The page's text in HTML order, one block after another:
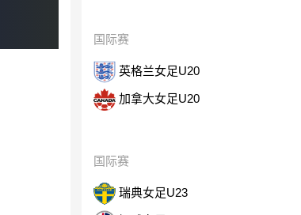
国际赛
英格兰女足U20
加拿大女足U20
国际赛
瑞典女足U23